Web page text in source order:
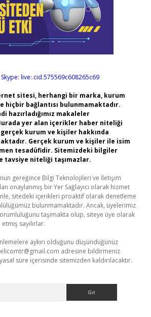
Skype: live:.cid.575569c608265c69
sitesi, herhangi bir marka, kurum
hiçbir bağlantısı bulunmamaktadır.
hazırladığımız makaleler
yer alan içerikler haber niteliği
kurum ve kişiler hakkında
Gerçek kurum ve kişiler ile isim
tesadüfidir. Sitemizdeki bilgiler
tavsiye niteliği taşımazlar.
gereğince Bilgi Teknolojileri ve İletişim
onaylanmış bir Yer Sağlayıcı olarak hizmet
sitedeki içerikleri proaktif olarak denetleme
bulunmamaktadır. Ancak, üyelerimiz
taşımakta olup, siteye üye olarak
sayılırlar.
aykırı olduğunu düşündüğünüz
adresine bildirmeniz
süre içerisinde sitemizden kaldırılacaktır.